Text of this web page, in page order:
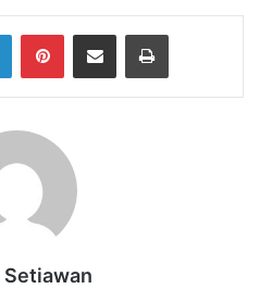
LinkedInPinterestShare via Email Print
Setiawan